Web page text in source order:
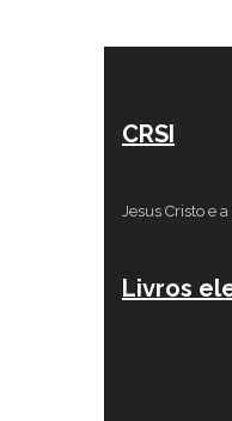
CRSI
Jesus Cristo e
Livros